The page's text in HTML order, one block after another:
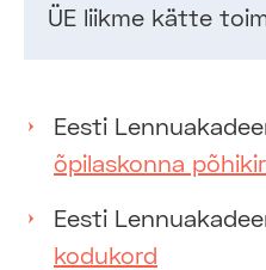
ÜE liikme kätte
Eesti
õpilaskonna
Eesti
kodukord